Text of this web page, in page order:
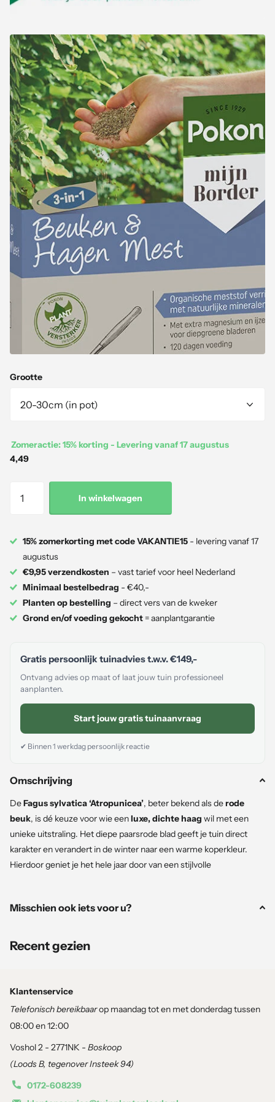
Grootte
Zomeractie: 15% korting - Levering vanaf 17 augustus
4,49
In winkelwagen
15% zomerkorting met code VAKANTIE15 - levering vanaf 17
augustus
€9,95 verzendkosten – vast tarief voor heel Nederland
Minimaal bestelbedrag - €40,-
Planten op bestelling – direct vers van de kweker
Grond en/of voeding gekocht= aanplantgarantie
Gratis persoonlijk tuinadvies t.w.v.€149,-
Ontvang advies op maat of laat jouw tuin professioneel
aanplanten.
Start jouw gratis tuinaanvraag
✔ Binnen 1 werkdag persoonlijk reactie
Omschrijving
DeFagus sylvatica ‘Atropunicea’, beter bekend als derode
beuk, is dé keuze voor wie eenluxe, dichte haag wil met een
unieke uitstraling. Het diepe paarsrode blad geeft je tuin direct
karakter en verandert in de winter naar een warme koperkleur.
Hierdoor geniet je het hele jaar door van een stijlvolle
Dankzij de potgekweekte levering is deze haagplant
traditionele blote wortel planten.
Waarom kiezen voor rode beuk in pot?
✔Diep rood bladvoor een luxe uitstraling
✔ Perfect voor een
zon en halfschaduw
Blad blijft deels hangen in de winter
✔Jaarrond aan te planten
Misschien ook iets voor u?
Recent gezien
Klantenservice
Telefonisch bereikbaarop maandag tot en met donderdag tussen
08:00 en 12:00
Voshol 2 - 2771NK - Boskoop
(Loods B, tegenover Insteek 94)
0172-608239